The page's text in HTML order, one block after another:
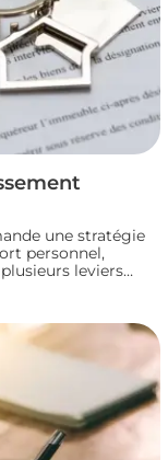
une stratégie
personnel,
leviers
solide
de bonnes